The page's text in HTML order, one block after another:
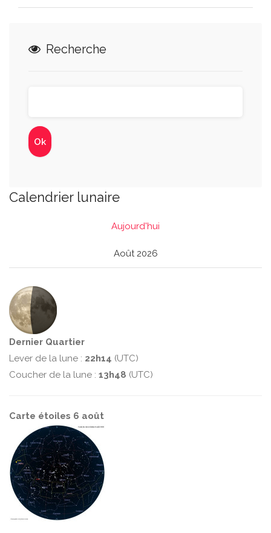
Recherche
Calendrier lunaire
Aujourd'hui
Août 2026
Dernier Quartier
Lever de la lune : 22h14 (UTC)
Coucher de la lune : 13h48 (UTC)
Carte étoiles 6 août